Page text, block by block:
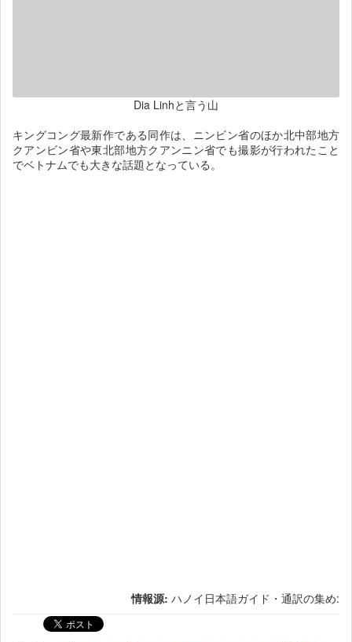
Dia Linhと言う山
キングコング最新作である同作は、ニンビン省のほか北中部地方
クアンビン省や東北部地方クアンニン省でも撮影が行われたこと
でベトナムでも大きな話題となっている。
情報源: ハノイ日本語ガイド・通訳の集め: